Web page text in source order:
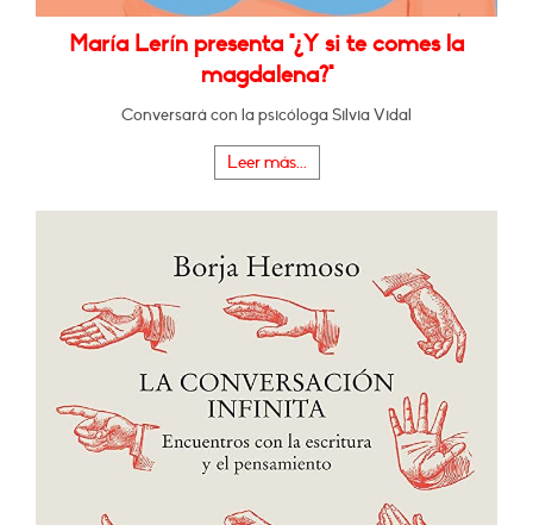
María Lerín presenta "¿Y si te comes la
magdalena?"
Conversará con la psicóloga Silvia Vidal
Leer más...